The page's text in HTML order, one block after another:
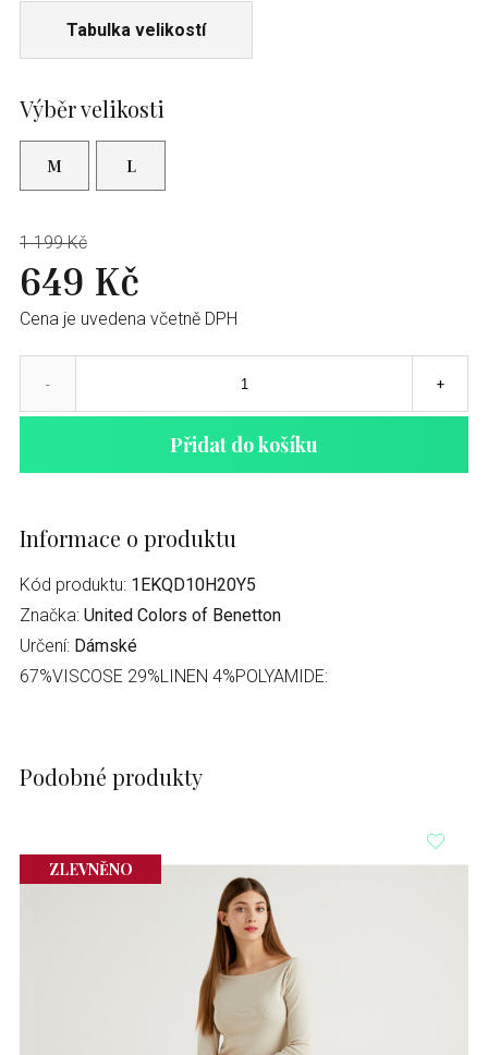
Tabulka velikostí
Výběr velikosti
M L
1 199 Kč
649 Kč
Cena je uvedena včetně DPH
- +
Přidat do košíku
Informace o produktu
Kód produktu: 1EKQD10H20Y5
Značka: United Colors of Benetton
Určení: Dámské
67%VISCOSE 29%LINEN 4%POLYAMIDE:
Podobné produkty
ZLEVNĚNO